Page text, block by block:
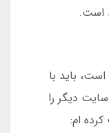
است.
باید با
دیگر را
ام: